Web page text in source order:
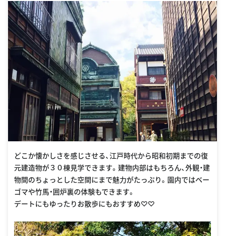
どこか懐かしさを感じさせる、江戸時代から昭和初期までの復
元建造物が３０棟見学できます。建物内部はもちろん、外観・建
物間のちょっとした空間にまで魅力がたっぷり。園内ではベー
ゴマや竹馬・囲炉裏の体験もできます。
デートにもゆったりお散歩にもおすすめ♡♡